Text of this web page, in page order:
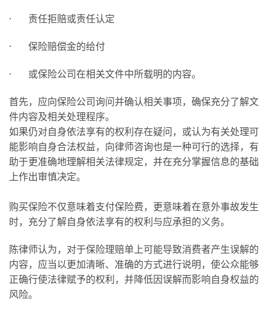
· 责任拒赔或责任认定
· 保险赔偿金的给付
· 或保险公司在相关文件中所载明的内容。
首先，应向保险公司询问并确认相关事项，确保充分了解文
件内容及相关处理程序。
如果仍对自身依法享有的权利存在疑问，或认为有关处理可
能影响自身合法权益，向律师咨询也是一种可行的选择，有
助于更准确地理解相关法律规定，并在充分掌握信息的基础
上作出审慎决定。
购买保险不仅意味着支付保险费，更意味着在意外事故发生
时，充分了解自身依法享有的权利与应承担的义务。
陈律师认为，对于保险理赔单上可能导致消费者产生误解的
内容，应当以更加清晰、准确的方式进行说明，使公众能够
正确行使法律赋予的权利，并降低因误解而影响自身权益的
风险。